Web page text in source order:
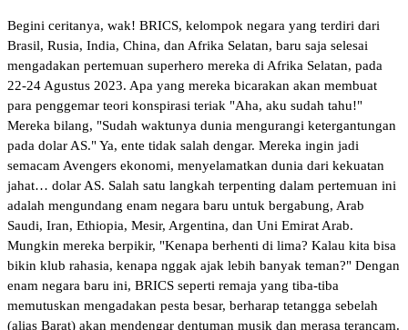
Begini ceritanya, wak! BRICS, kelompok negara yang terdiri dari
Brasil, Rusia, India, China, dan Afrika Selatan, baru saja selesai
mengadakan pertemuan superhero mereka di Afrika Selatan, pada
22-24 Agustus 2023. Apa yang mereka bicarakan akan membuat
para penggemar teori konspirasi teriak "Aha, aku sudah tahu!"
Mereka bilang, "Sudah waktunya dunia mengurangi ketergantungan
pada dolar AS." Ya, ente tidak salah dengar. Mereka ingin jadi
semacam Avengers ekonomi, menyelamatkan dunia dari kekuatan
jahat… dolar AS. Salah satu langkah terpenting dalam pertemuan ini
adalah mengundang enam negara baru untuk bergabung, Arab
Saudi, Iran, Ethiopia, Mesir, Argentina, dan Uni Emirat Arab.
Mungkin mereka berpikir, "Kenapa berhenti di lima? Kalau kita bisa
bikin klub rahasia, kenapa nggak ajak lebih banyak teman?" Dengan
enam negara baru ini, BRICS seperti remaja yang tiba-tiba
memutuskan mengadakan pesta besar, berharap tetangga sebelah
(alias Barat) akan mendengar dentuman musik dan merasa terancam.